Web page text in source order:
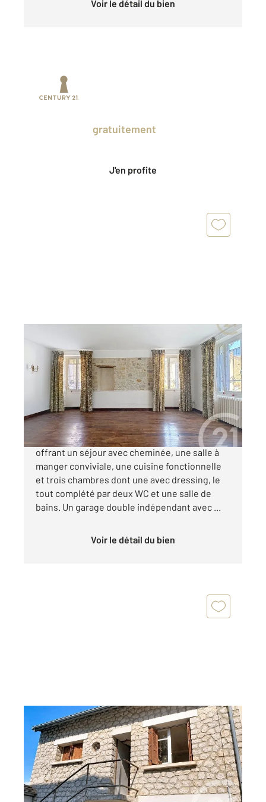
Voir le détail du bien
gratuitement
J'en profite
100,72 m2, 5 pièces
Ref : 24265
Maison à vendre
199 000 €
DORMELLES, charmante maison ancienne
offrant un séjour avec cheminée, une salle à
manger conviviale, une cuisine fonctionnelle
et trois chambres dont une avec dressing, le
tout complété par deux WC et une salle de
bains. Un garage double indépendant avec ...
Voir le détail du bien
Seine-et-Marne 77
99,38 m2, 5 pièces
Ref : 24035
Maison à vendre
222 000 €